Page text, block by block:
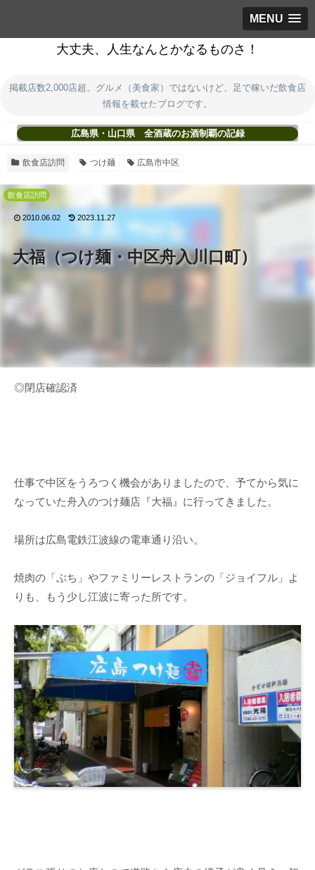
MENU
大丈夫、人生なんとかなるものさ！
掲載店数2,000店超。グルメ（美食家）ではないけど、足で稼いだ飲食店
情報を載せたブログです。
広島県・山口県 全酒蔵のお酒制覇の記録
飲食店訪問 つけ麺 広島市中区
大福（つけ麺・中区舟入川口町）
飲食店訪問
2010.06.02 2023.11.27
◎閉店確認済
仕事で中区をうろつく機会がありましたので、予てから気に
なっていた舟入のつけ麺店『大福』に行ってきました。
場所は広島電鉄江波線の電車通り沿い。
焼肉の「ぶち」やファミリーレストランの「ジョイフル」よ
りも、もう少し江波に寄った所です。